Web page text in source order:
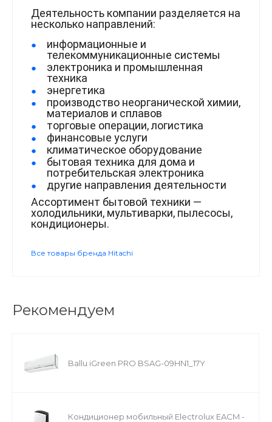
Деятельность компании разделяется на
несколько направлений:
информационные и
телекоммуникационные системы
электроника и промышленная
техника
энергетика
производство неорганической химии,
материалов и сплавов
торговые операции, логистика
финансовые услуги
климатическое оборудование
бытовая техника для дома и
потребительская электроника
другие направления деятельности
Ассортимент бытовой техники —
холодильники, мультиварки, пылесосы,
кондиционеры.
Все товары бренда Hitachi
Рекомендуем
Ballu iGreen PRO BSAG-09HN1_17Y
Кондиционер мобильный Electrolux EACM -